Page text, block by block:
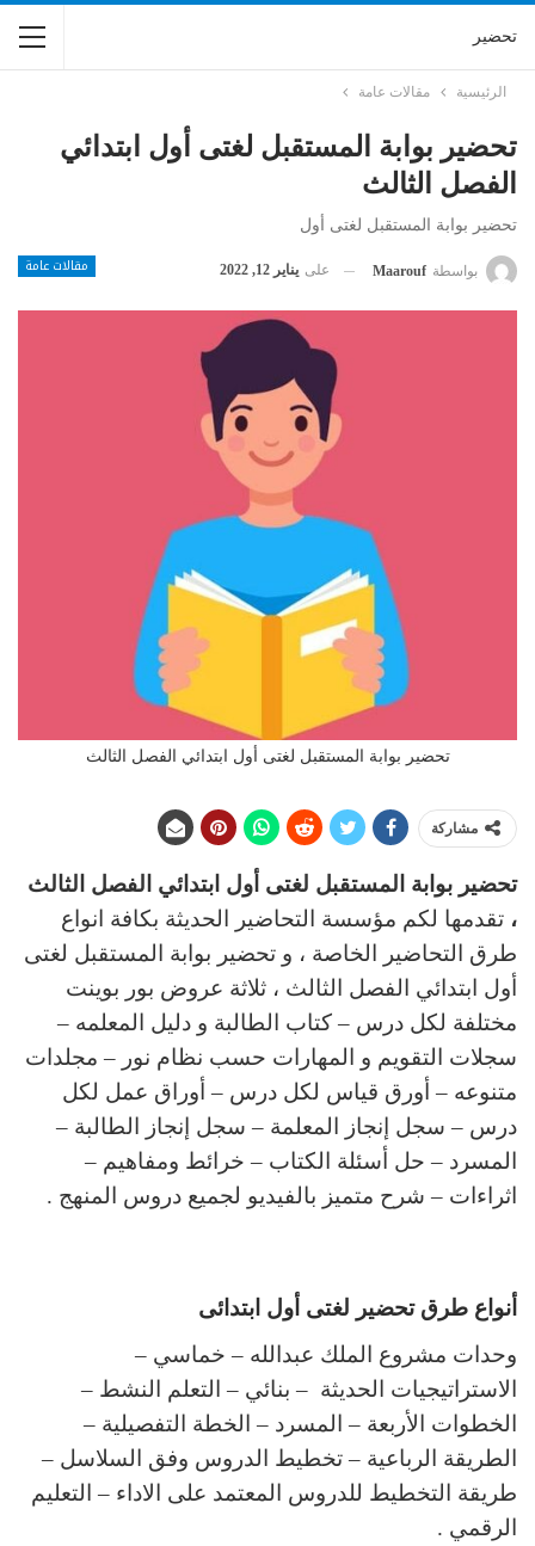
تحضير
الرئيسية مقالات عامة
تحضير بوابة المستقبل لغتى أول ابتدائي
الفصل الثالث
تحضير بوابة المستقبل لغتى أول
مقالات عامة بواسطة Maarouf على يناير 12, 2022
تحضير بوابة المستقبل لغتى أول ابتدائي الفصل الثالث
مشاركة
تحضير بوابة المستقبل لغتى أول ابتدائي الفصل الثالث
، تقدمها لكم مؤسسة التحاضير الحديثة بكافة انواع
طرق التحاضير الخاصة ، و تحضير بوابة المستقبل لغتى
أول ابتدائي الفصل الثالث ، ثلاثة عروض بور بوينت
مختلفة لكل درس – كتاب الطالبة و دليل المعلمه –
سجلات التقويم و المهارات حسب نظام نور – مجلدات
متنوعه – أورق قياس لكل درس – أوراق عمل لكل
درس – سجل إنجاز المعلمة – سجل إنجاز الطالبة –
المسرد – حل أسئلة الكتاب – خرائط ومفاهيم –
اثراءات – شرح متميز بالفيديو لجميع دروس المنهج .
أنواع طرق تحضير لغتى أول ابتدائى
وحدات مشروع الملك عبدالله – خماسي –
الاستراتيجيات الحديثة – بنائي – التعلم النشط –
الخطوات الأربعة – المسرد – الخطة التفصيلية –
الطريقة الرباعية – تخطيط الدروس وفق السلاسل –
طريقة التخطيط للدروس المعتمد على الاداء – التعليم
الرقمي .